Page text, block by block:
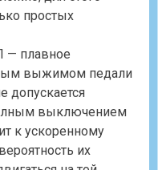
простых
— плавное
выжимом педали
допускается
выключением
к ускоренному
их